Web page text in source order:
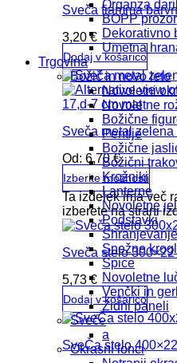
Sveča fiamma
3,20€
Dodaj v košarico
Sveča metal
Od: 6,70€
Izberite možnosti
Ta izdelek ima več
izberete na strani
Sveča stelo
5,73€
Dodaj v košarico
SveČa stelo
Organza
BOPP
Dekorativno
Umetna
Trgovina
Božič in novo leto
Novoletni
Novoletne
Božične
Pentlje
Božične
Božični
Krožniki
Lanterne
Novoletne
Podstavki
Shranjevanje
Snežne
Špice
Novoletne
Venčki in
Zidni paneli
Sveče
a
Okrasni lonci